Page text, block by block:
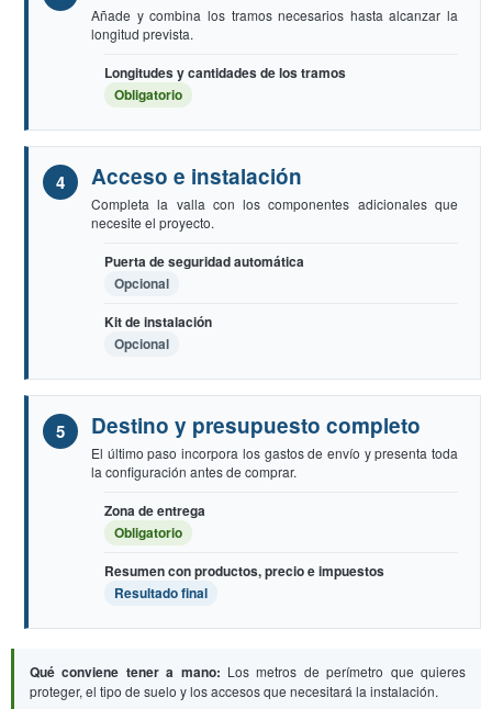
Añade y combina los tramos necesarios hasta alcanzar la
longitud prevista.
Longitudes y cantidades de los tramos
Obligatorio
Acceso e instalación
Completa la valla con los componentes adicionales que
necesite el proyecto.
Puerta de seguridad automática
Opcional
Kit de instalación
Opcional
Destino y presupuesto completo
El último paso incorpora los gastos de envío y presenta toda
la configuración antes de comprar.
Zona de entrega
Obligatorio
Resumen con productos, precio e impuestos
Resultado final
Qué conviene tener a mano: Los metros de perímetro que quieres
proteger, el tipo de suelo y los accesos que necesitará la instalación.